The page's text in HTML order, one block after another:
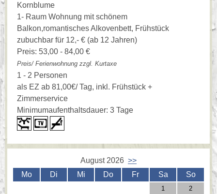
Kornblume
1- Raum Wohnung mit schönem
Balkon,romantisches Alkovenbett, Frühstück
zubuchbar für 12,- € (ab 12 Jahren)
Preis: 53,00 - 84,00 €
Preis/ Ferienwohnung zzgl. Kurtaxe
1 - 2 Personen
als EZ ab 81,00€/ Tag, inkl. Frühstück +
Zimmerservice
Minimumaufenthaltsdauer: 3 Tage
August 2026 >>
Mo
Di Mi Do Fr Sa So
1
2